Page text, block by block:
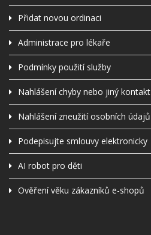
Přidat novou ordinaci
Administrace pro lékaře
Podmínky použití služby
Nahlášení chyby nebo jiný kontakt
Nahlášení zneužití osobních údajů
Podepisujte smlouvy elektronicky
AI robot pro děti
Ověření věku zákazníků e-shopů